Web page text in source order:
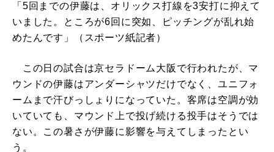
「5回までの伊藤は、オリックス打線を3安打に抑えて
いました。ところが6回に突如、ピッチングが乱れ始
めたんです」（スポーツ紙記者）
この日の試合は京セラドーム大阪で行われたが、マ
ウンドの伊藤はアンダーシャツだけでなく、ユニフォ
ームまで汗びっしょりになっていた。客席は空調が効
いていても、マウンド上で投げ続ける投手はそうでは
ない。この暑さが伊藤に影響を与えてしまったとい
う。